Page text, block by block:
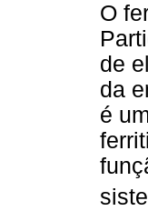
O
de
da
é